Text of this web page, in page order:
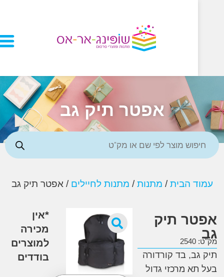
אפטר תיק גב
הבית/מתנות /מתנות לחיילים/ אפטר תיק גב
תיק
בד קורדורה
מרכזי גדול
מכירה
למוצרים
בודדים